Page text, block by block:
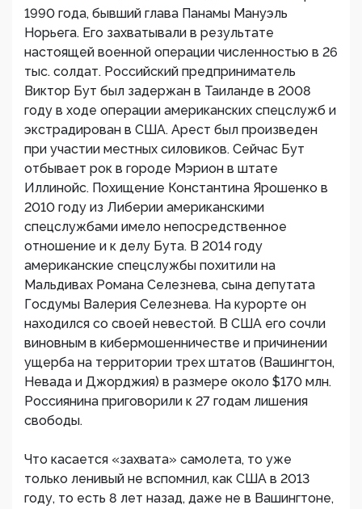
1990 года, бывший глава Панамы Мануэль
Норьега. Его захватывали в результате
настоящей военной операции численностью в 26
тыс. солдат. Российский предприниматель
Виктор Бут был задержан в Таиланде в 2008
году в ходе операции американских спецслужб и
экстрадирован в США. Арест был произведен
при участии местных силовиков. Сейчас Бут
отбывает рок в городе Мэрион в штате
Иллинойс. Похищение Константина Ярошенко в
2010 году из Либерии американскими
спецслужбами имело непосредственное
отношение и к делу Бута. В 2014 году
американские спецслужбы похитили на
Мальдивах Романа Селезнева, сына депутата
Госдумы Валерия Селезнева. На курорте он
находился со своей невестой. В США его сочли
виновным в кибермошенничестве и причинении
ущерба на территории трех штатов (Вашингтон,
Невада и Джорджия) в размере около $170 млн.
Россиянина приговорили к 27 годам лишения
свободы.
Что касается «захвата» самолета, то уже
только ленивый не вспомнил, как США в 2013
году, то есть 8 лет назад, даже не в Вашингтоне,